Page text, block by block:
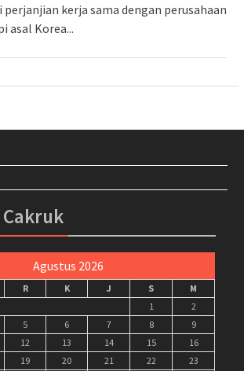
kerja sama dengan perusahaan
asal Korea...
Agustus 2026
R K J S
M
1
2
5 6 7 8
9
12 13 14 15
16
19 20 21 22
23